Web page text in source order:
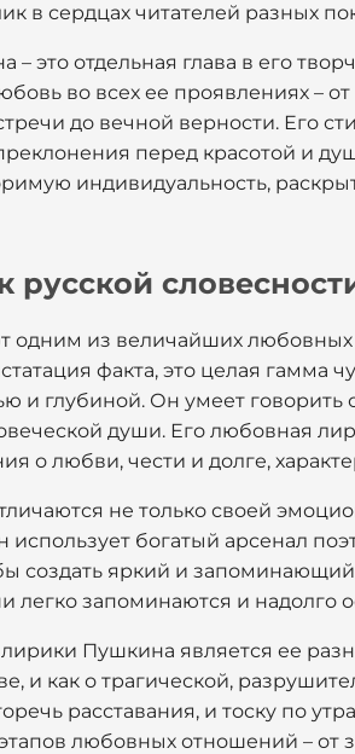
в сердцах читателей разных
это отдельная глава в его
во всех ее проявлениях –
до вечной верности. Его
перед красотой и
индивидуальность,
одним из величайших любовных
факта, это целая гамма
и глубиной. Он умеет говорить
души. Его любовная
о любви, чести и долге,
не только своей
богатый арсенал
создать яркий и
легко запоминаются и надолго
Пушкина является ее
и как о трагической,
расставания, и тоску по
любовных отношений – от